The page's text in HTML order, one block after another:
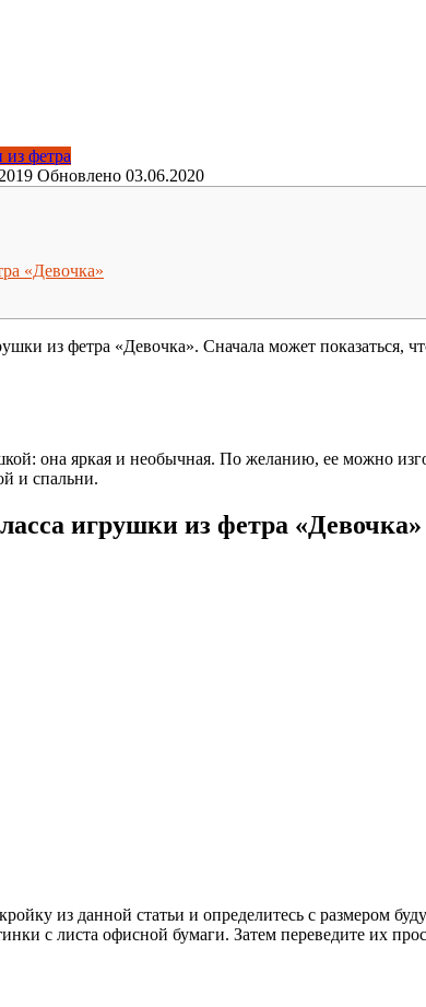
фетра
Обновлено 03.06.2020
«Девочка»
из фетра «Девочка». Сначала может показаться,
она яркая и необычная. По желанию, ее можно
и спальни.
игрушки из фетра «Девочка»
из данной статьи и определитесь с размером
с листа офисной бумаги. Затем переведите их